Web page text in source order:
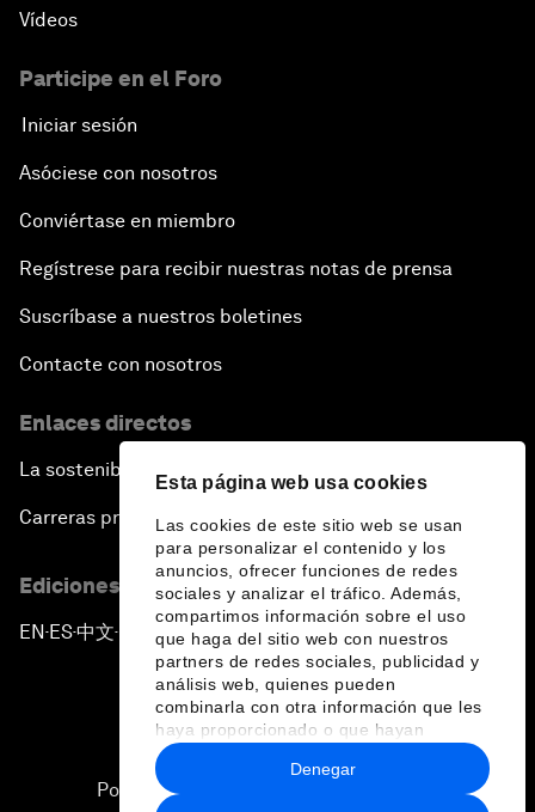
Esta página web usa cookies
Las cookies de este sitio web se usan
para personalizar el contenido y los
anuncios, ofrecer funciones de redes
sociales y analizar el tráfico. Además,
compartimos información sobre el uso
que haga del sitio web con nuestros
partners de redes sociales, publicidad y
análisis web, quienes pueden
combinarla con otra información que les
haya proporcionado o que hayan
recopilado a partir del uso que haya
hecho de sus servicios.
Denegar
Vídeos
Participe en el Foro
Iniciar sesión
Asóciese con nosotros
Conviértase en miembro
Regístrese para recibir nuestras notas de prensa
Suscríbase a nuestros boletines
Contacte con nosotros
Enlaces directos
La sostenibilidad en el Foro
Carreras profesionales
Ediciones en otros idiomas
EN ▪ ES▪中文▪ 日本語
Política de privacidad y normas de uso